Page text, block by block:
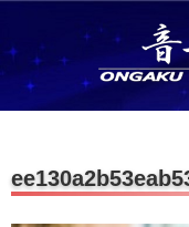
超役立つ知識／雑学
knowledge
音のしくみ